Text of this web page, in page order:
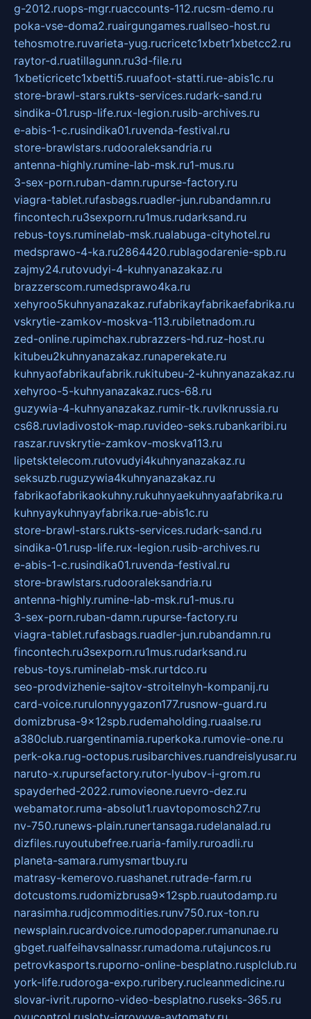
g-2012.ruops-mgr.ruaccounts-112.rucsm-demo.ru
poka-vse-doma2.ruairgungames.ruallseo-host.ru
tehosmotre.ruvarieta-yug.rucricetc1xbetr1xbetcc2.ru
raytor-d.ruatillagunn.ru3d-file.ru
1xbeticricetc1xbetti5.ruuafoot-statti.rue-abis1c.ru
store-brawl-stars.rukts-services.rudark-sand.ru
sindika-01.rusp-life.rux-legion.rusib-archives.ru
e-abis-1-c.rusindika01.ruvenda-festival.ru
store-brawlstars.rudooraleksandria.ru
antenna-highly.rumine-lab-msk.ru1-mus.ru
3-sex-porn.ruban-damn.rupurse-factory.ru
viagra-tablet.rufasbags.ruadler-jun.rubandamn.ru
fincontech.ru3sexporn.ru1mus.rudarksand.ru
rebus-toys.ruminelab-msk.rualabuga-cityhotel.ru
medsprawo-4-ka.ru2864420.rublagodarenie-spb.ru
zajmy24.rutovudyi-4-kuhnyanazakaz.ru
brazzerscom.rumedsprawo4ka.ru
xehyroo5kuhnyanazakaz.rufabrikayfabrikaefabrika.ru
vskrytie-zamkov-moskva-113.rubiletnadom.ru
zed-online.rupimchax.rubrazzers-hd.ruz-host.ru
kitubeu2kuhnyanazakaz.runaperekate.ru
kuhnyaofabrikaufabrik.rukitubeu-2-kuhnyanazakaz.ru
xehyroo-5-kuhnyanazakaz.rucs-68.ru
guzywia-4-kuhnyanazakaz.rumir-tk.ruvlknrussia.ru
cs68.ruvladivostok-map.ruvideo-seks.rubankaribi.ru
raszar.ruvskrytie-zamkov-moskva113.ru
lipetsktelecom.rutovudyi4kuhnyanazakaz.ru
seksuzb.ruguzywia4kuhnyanazakaz.ru
fabrikaofabrikaokuhny.rukuhnyaekuhnyaafabrika.ru
kuhnyaykuhnyayfabrika.rue-abis1c.ru
store-brawl-stars.rukts-services.rudark-sand.ru
sindika-01.rusp-life.rux-legion.rusib-archives.ru
e-abis-1-c.rusindika01.ruvenda-festival.ru
store-brawlstars.rudooraleksandria.ru
antenna-highly.rumine-lab-msk.ru1-mus.ru
3-sex-porn.ruban-damn.rupurse-factory.ru
viagra-tablet.rufasbags.ruadler-jun.rubandamn.ru
fincontech.ru3sexporn.ru1mus.rudarksand.ru
rebus-toys.ruminelab-msk.rurtdco.ru
seo-prodvizhenie-sajtov-stroitelnyh-kompanij.ru
card-voice.rurulonnyygazon177.rusnow-guard.ru
domizbrusa-9x12spb.rudemaholding.ruaalse.ru
a380club.ruargentinamia.ruperkoka.rumovie-one.ru
perk-oka.rug-octopus.rusibarchives.ruandreislyusar.ru
naruto-x.rupursefactory.rutor-lyubov-i-grom.ru
spayderhed-2022.rumovieone.ruevro-dez.ru
webamator.ruma-absolut1.ruavtopomosch27.ru
nv-750.runews-plain.runertansaga.rudelanalad.ru
dizfiles.ruyoutubefree.ruaria-family.ruroadli.ru
planeta-samara.rumysmartbuy.ru
matrasy-kemerovo.ruashanet.rutrade-farm.ru
dotcustoms.rudomizbrusa9x12spb.ruautodamp.ru
narasimha.rudjcommodities.runv750.rux-ton.ru
newsplain.rucardvoice.rumodopaper.rumanunae.ru
gbget.rualfeihavsalnassr.rumadoma.rutajuncos.ru
petrovkasports.ruporno-online-besplatno.rusplclub.ru
york-life.rudoroga-expo.ruribery.rucleanmedicine.ru
slovar-ivrit.ruporno-video-besplatno.ruseks-365.ru